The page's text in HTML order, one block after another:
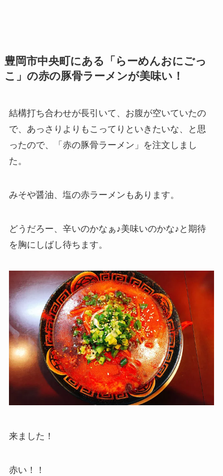
豊岡市中央町にある「らーめんおにごっ
こ」の赤の豚骨ラーメンが美味い！
結構打ち合わせが長引いて、お腹が空いていたの
で、あっさりよりもこってりといきたいな、と思
ったので、「赤の豚骨ラーメン」を注文しまし
た。
みそや醤油、塩の赤ラーメンもあります。
どうだろー、辛いのかなぁ♪美味いのかな♪と期待
を胸にしばし待ちます。
来ました！
赤い！！